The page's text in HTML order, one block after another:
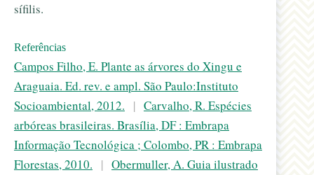
sífilis.
Referências
Campos Filho, E. Plante as árvores do Xingu e
Araguaia. Ed. rev. e ampl. São Paulo:Instituto
Socioambiental, 2012.
| Carvalho, R. Espécies
arbóreas brasileiras. Brasília, DF : Embrapa
Informação Tecnológica ; Colombo, PR : Embrapa
Florestas, 2010.
| Obermuller, A. Guia ilustrado